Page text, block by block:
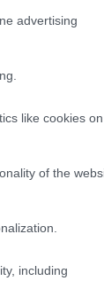
advertising
like cookies on
of the
including